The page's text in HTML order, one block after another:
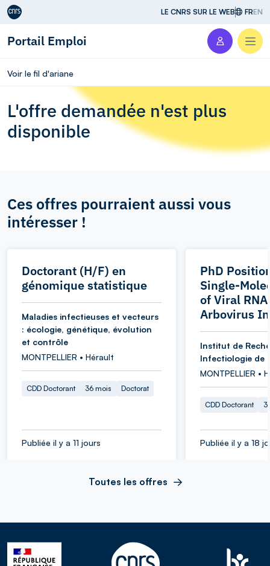
Aller au contenu LE CNRS SUR LE WEB FREN
Portail Emploi
Voir le fil d'ariane
L'offre demandée n'est plus
disponible
Ces offres pourraient aussi vous
intéresser !
Doctorant (H/F) en
génomique statistique
Maladies infectieuses et vecteurs
: écologie, génétique, évolution
et contrôle
MONTPELLIER • Hérault
CDD Doctorant 36 mois Doctorat
Publiée il y a 11 jours
PhD
Single-
of Viral
Arbovirus
Institut de
Infectiologie de
MONTPELLIER •
CDD Doctorant
Publiée il y a 18
Toutes les offres